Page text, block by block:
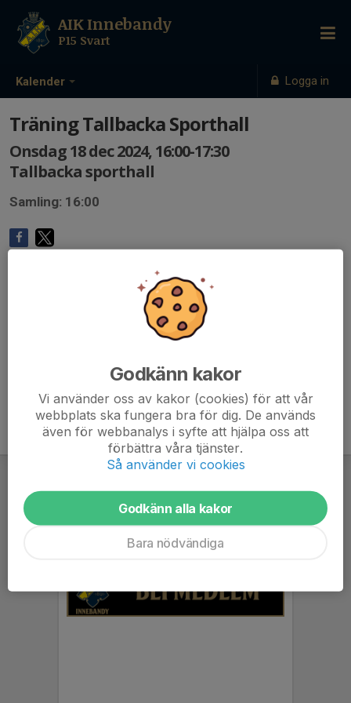
Kalender Logga in
AIK Innebandy
P15 Svart
Träning Tallbacka Sporthall
Onsdag 18 dec 2024, 16:00-17:30
Tallbacka sporthall
Samling: 16:00
Godkänn kakor
Vi använder oss av kakor (cookies) för att vår
webbplats ska fungera bra för dig. De används
även för webbanalys i syfte att hjälpa oss att
förbättra våra tjänster.
Så använder vi cookies
Godkänn alla kakor
Bara nödvändiga